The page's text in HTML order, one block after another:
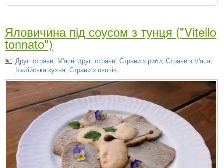
Яловичина під соусом з тунця ("Vitello
tonnato")
Другі страви, М'ясні другі страви, Страви з риби, Страви з м'яса,
Італійська кухня, Страви з овочів,